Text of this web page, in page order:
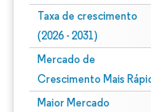
Taxa de crescimento
(2026 - 2031)
Mercado de
Crescimento Mais
Maior Mercado